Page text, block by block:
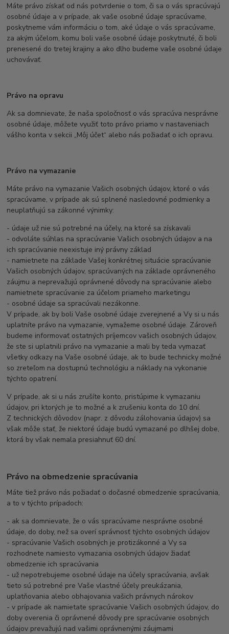
Máte právo získať od nás potvrdenie o tom, či sa o vás spracúvajú
osobné údaje a v prípade, ak vaše osobné údaje spracúvame,
poskytneme vám informáciu o tom, aké údaje o vás spracúvame,
za akým účelom, komu boli vaše osobné údaje poskytnuté, či boli
prenesené do tretej krajiny a ako dlho budeme vaše osobné údaje
uchovávať.
Právo na opravu
Ak sa domnievate, že naša spoločnosť o vás spracúva nesprávne
osobné údaje, môžete využiť toto právo priamo v nastaveniach
vášho konta v sekcii „Môj účet“ alebo nás požiadať o ich opravu.
Právo na vymazanie
Máte právo na vymazanie Vašich osobných údajov, ktoré o vás
spracúvame, v prípade ak sú splnené nasledovné podmienky a
neuplatňujú sa zákonné výnimky:
- údaje už nie sú potrebné na účely, na ktoré sa získavali
- odvoláte súhlas na spracúvanie Vašich osobných údajov a na
ich spracúvanie neexistuje iný právny základ
- namietnete na základe Vašej konkrétnej situácie spracúvanie
Vašich osobných údajov, spracúvaných na základe oprávneného
záujmu a neprevažujú oprávnené dôvody na spracúvanie alebo
namietnete spracúvanie za účelom priameho marketingu
- osobné údaje sa spracúvali nezákonne.
V prípade, ak by boli Vaše osobné údaje zverejnené a Vy si u nás
uplatníte právo na vymazanie, vymažeme osobné údaje. Zároveň
budeme informovať ostatných príjemcov vašich osobných údajov,
že ste si uplatnili právo na vymazanie a mali by teda vymazať
všetky odkazy na Vaše osobné údaje, ak to bude technicky možné
so zreteľom na dostupnú technológiu a náklady na vykonanie
týchto opatrení.
V prípade, ak si u nás zrušíte konto, pristúpime k vymazaniu
údajov, pri ktorých je to možné a k zrušeniu konta do 10 dní.
Z technických dôvodov (napr. z dôvodu zálohovania údajov) sa
však môže stať, že niektoré údaje budú vymazané po dlhšej dobe,
ktorá by však nemala presiahnuť 60 dní.
Právo na obmedzenie spracúvania
Máte tiež právo nás požiadať o dočasné obmedzenie spracúvania,
a to v týchto prípadoch:
- ak sa domnievate, že o vás spracúvame nesprávne osobné
údaje, do doby, než sa overí správnosť týchto osobných údajov
- spracúvanie Vašich osobných je protizákonné a Vy sa
rozhodnete namiesto vymazania osobných údajov žiadať
obmedzenie ich spracúvania
- už nepotrebujeme osobné údaje na účely spracúvania, avšak
tieto sú potrebné pre Vaše vlastné účely preukázania,
uplatňovania alebo obhajovania vašich právnych nárokov
- v prípade ak namietate spracúvanie Vašich osobných údajov, do
doby overenia či oprávnené dôvody pre spracúvanie osobných
údajov prevažujú nad vašimi oprávnenými záujmami